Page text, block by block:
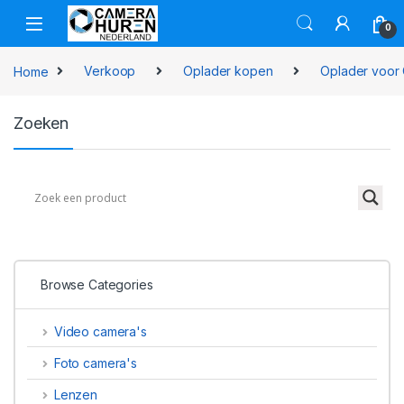
Skip to navigation
Skip to content
0
Home Verkoop Oplader kopen Oplader voor
Zoeken
Browse Categories
Video camera's
Foto camera's
Lenzen